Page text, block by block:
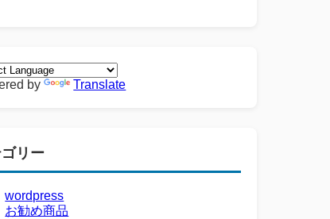
by Translate
リー
wordpress
お勧め商品